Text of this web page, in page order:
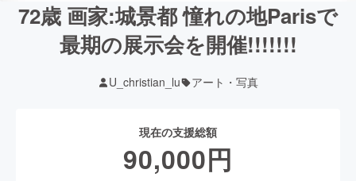
72歳 画家:城景都 憧れの地Parisで
最期の展示会を開催!!!!!!!
U_christian_lu アート・写真
現在の支援総額
90,000円